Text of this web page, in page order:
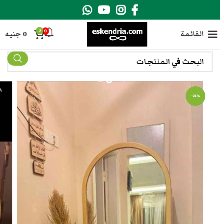
القائمة 0
0
0 جنيه
-24%